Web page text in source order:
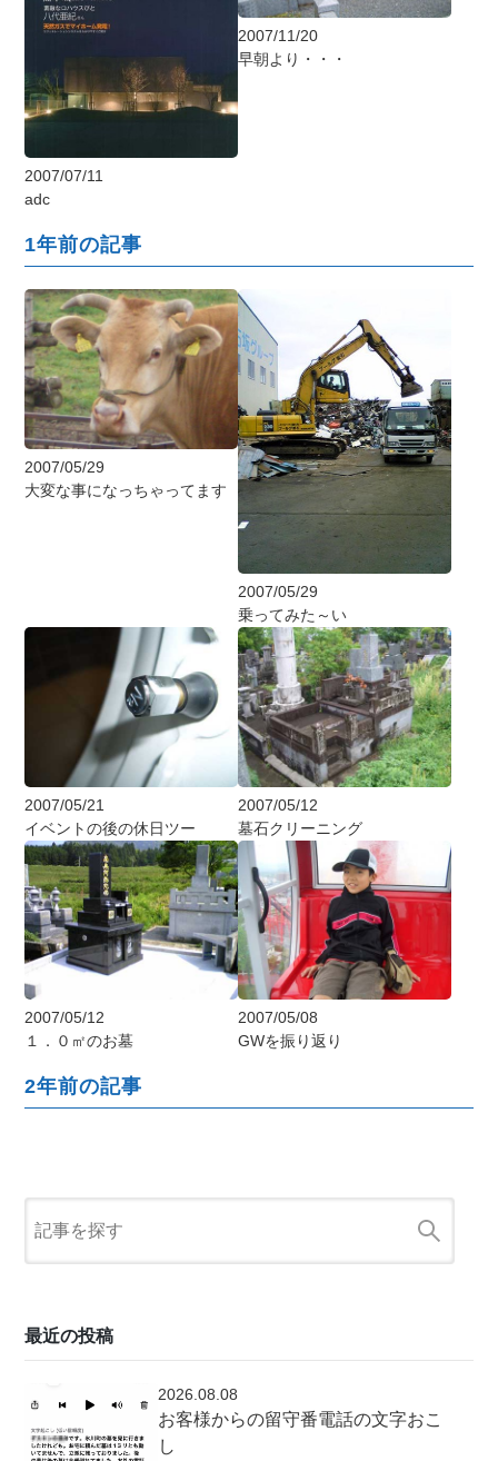
2007/07/11
adc
2007/11/20
早朝より・・・
1年前の記事
2007/05/29
大変な事になっちゃってます
2007/05/29
乗ってみた～い
2007/05/21
イベントの後の休日ツー
2007/05/12
墓石クリーニング
2007/05/12
１．０㎡のお墓
2007/05/08
GWを振り返り
2年前の記事
最近の投稿
2026.08.08
お客様からの留守番電話の文字おこ
し